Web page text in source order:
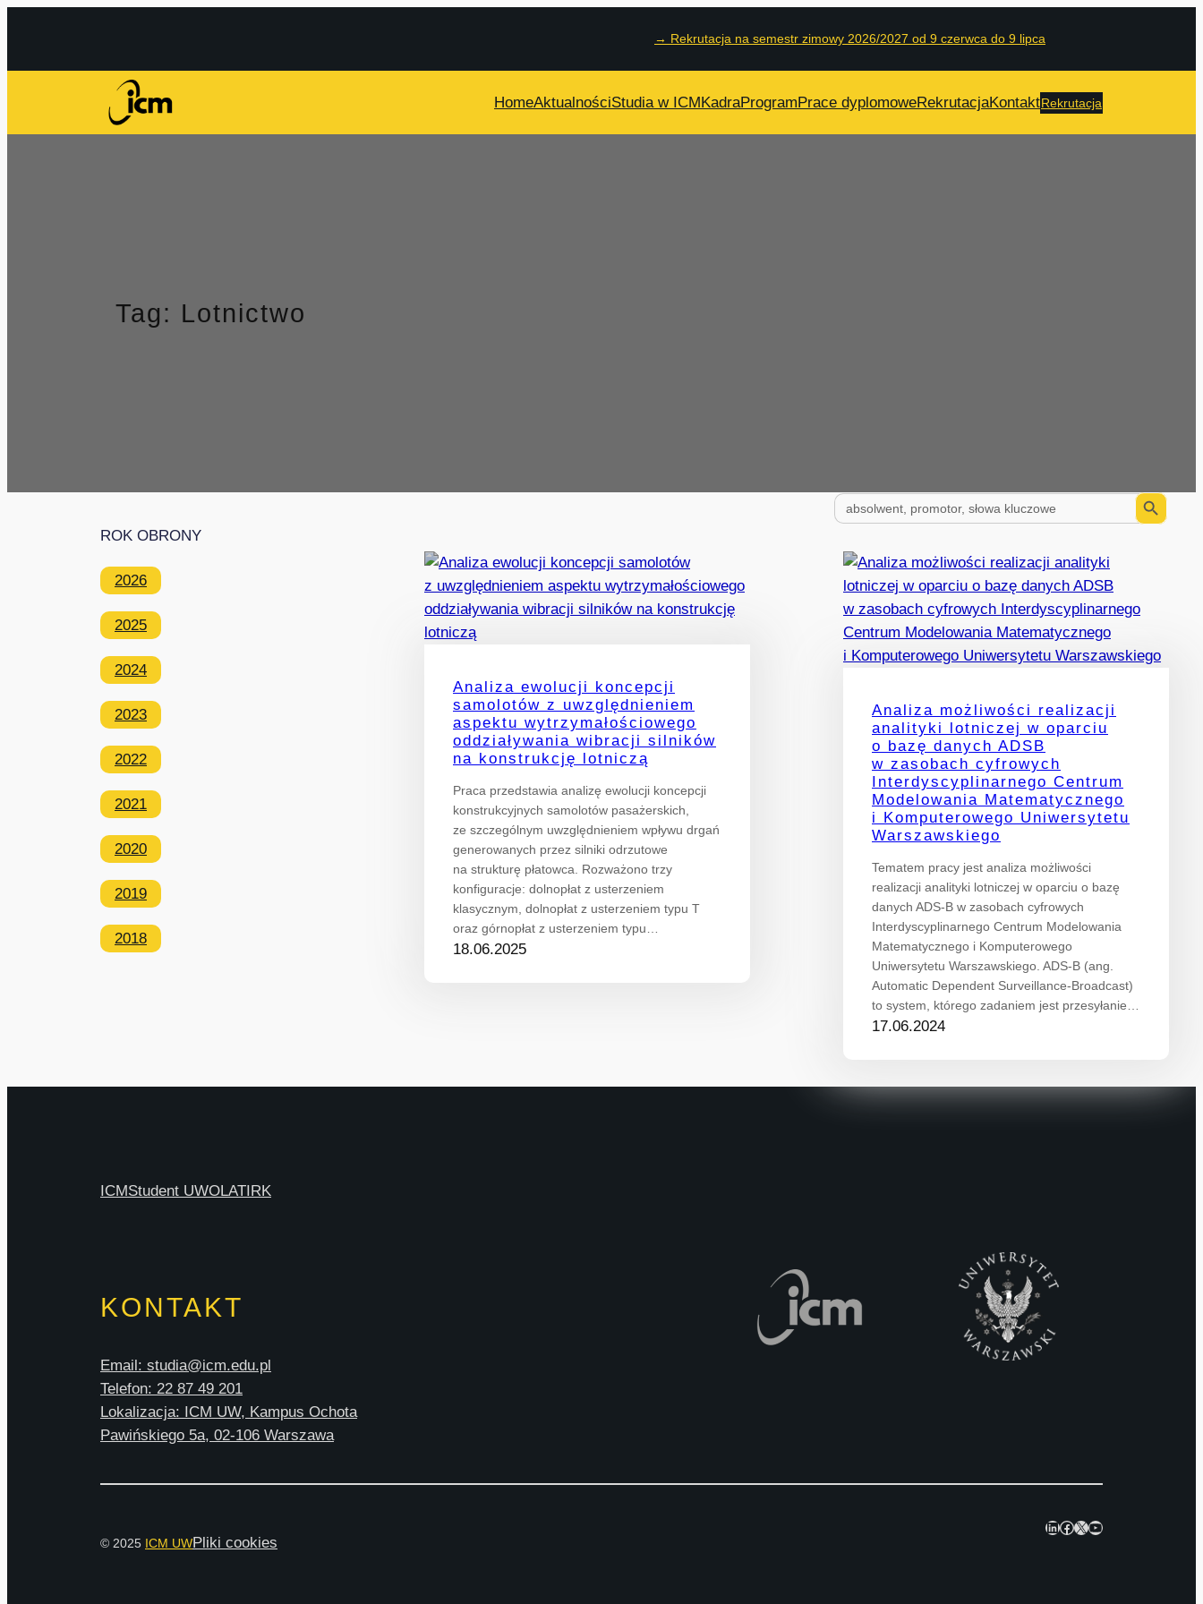
→ Rekrutacja na semestr zimowy 2026/2027 od 9 czerwca do 9 lipca
HomeAktualnościStudia w ICMKadraProgramPrace dyplomoweRekrutacjaKontaktRekrutacja
Tag: Lotnictwo
Search
for:
Search Button
ROK OBRONY
2026
2025
2024
2023
2022
2021
2020
2019
2018
Analiza ewolucji koncepcji
samolotów z uwzględnieniem
aspektu wytrzymałościowego
oddziaływania wibracji silników
na konstrukcję lotniczą
Praca przedstawia analizę ewolucji koncepcji
konstrukcyjnych samolotów pasażerskich,
ze szczególnym uwzględnieniem wpływu drgań
generowanych przez silniki odrzutowe
na strukturę płatowca. Rozważono trzy
konfiguracje: dolnopłat z usterzeniem
klasycznym, dolnopłat z usterzeniem typu T
oraz górnopłat z usterzeniem typu…
18.06.2025
Analiza możliwości realizacji
analityki lotniczej w oparciu
o bazę danych ADSB
w zasobach cyfrowych
Interdyscyplinarnego Centrum
Modelowania Matematycznego
i Komputerowego Uniwersytetu
Warszawskiego
Tematem pracy jest analiza możliwości
realizacji analityki lotniczej w oparciu o bazę
danych ADS-B w zasobach cyfrowych
Interdyscyplinarnego Centrum Modelowania
Matematycznego i Komputerowego
Uniwersytetu Warszawskiego. ADS-B (ang.
Automatic Dependent Surveillance-Broadcast)
to system, którego zadaniem jest przesyłanie…
17.06.2024
ICMStudent UWOLAT IRK
KONTAKT
Email: studia@icm.edu.pl
Telefon: 22 87 49 201
Lokalizacja: ICM UW, Kampus Ochota
Pawińskiego 5a, 02-106 Warszawa
© 2025 ICM UWPliki cookies
LinkedIn Facebook X YouTube